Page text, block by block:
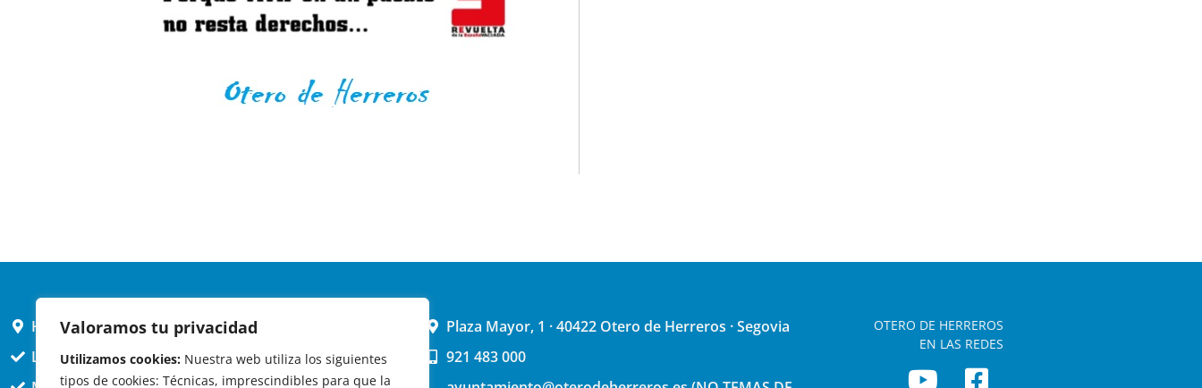
Valoramos tu privacidad
Utilizamos cookies: Nuestra web utiliza los siguientes
tipos de cookies: Técnicas, imprescindibles para que la
HORARIO AYUNTAMIENTO
L,X,J,V 9 a 14h
Plaza Mayor, 1 · 40422 Otero de Herreros · Segovia
921 483 000
OTERO DE HERREROS
EN LAS REDES